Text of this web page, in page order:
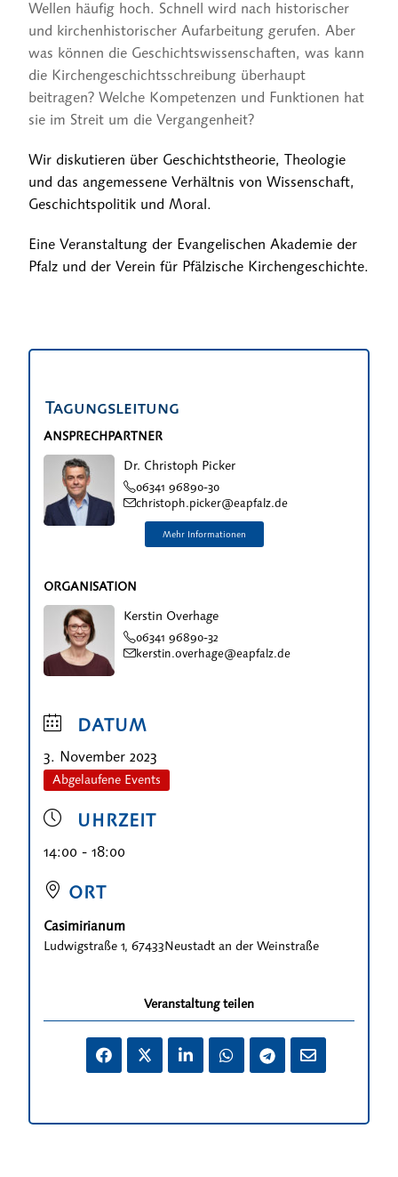
Wellen häufig hoch. Schnell wird nach historischer
und kirchenhistorischer Aufarbeitung gerufen. Aber
was können die Geschichtswissenschaften, was kann
die Kirchengeschichtsschreibung überhaupt
beitragen? Welche Kompetenzen und Funktionen hat
sie im Streit um die Vergangenheit?
Wir diskutieren über Geschichtstheorie, Theologie
und das angemessene Verhältnis von Wissenschaft,
Geschichtspolitik und Moral.
Eine Veranstaltung der Evangelischen Akademie der
Pfalz und der Verein für Pfälzische Kirchengeschichte.
Tagungsleitung
ANSPRECHPARTNER
Dr. Christoph Picker
06341 96890-30
christoph.picker@eapfalz.de
ORGANISATION
Kerstin Overhage
06341 96890-32
kerstin.overhage@eapfalz.de
DATUM
3. November 2023
Abgelaufene Events
UHRZEIT
14:00 - 18:00
ORT
Casimirianum
Ludwigstraße 1, 67433Neustadt an der Weinstraße
Veranstaltung teilen